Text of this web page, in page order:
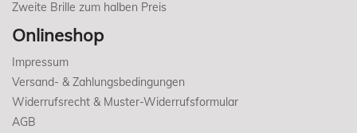
Zweite Brille zum halben Preis
Onlineshop
Impressum
Versand- & Zahlungsbedingungen
Widerrufsrecht & Muster-Widerrufsformular
AGB